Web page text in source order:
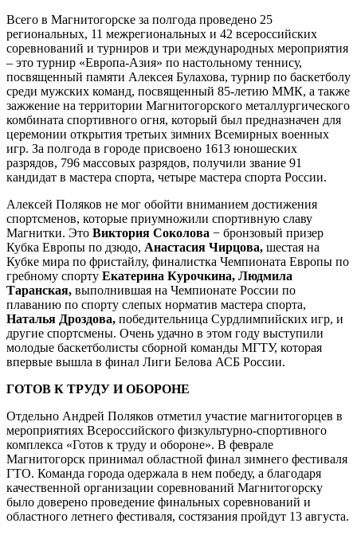
Всего в Магнитогорске за полгода проведено 25
региональных, 11 межрегиональных и 42 всероссийских
соревнований и турниров и три международных мероприятия
– это турнир «Европа-Азия» по настольному теннису,
посвященный памяти Алексея Булахова, турнир по баскетболу
среди мужских команд, посвященный 85-летию ММК, а также
зажжение на территории Магнитогорского металлургического
комбината спортивного огня, который был предназначен для
церемонии открытия третьих зимних Всемирных военных
игр. За полгода в городе присвоено 1613 юношеских
разрядов, 796 массовых разрядов, получили звание 91
кандидат в мастера спорта, четыре мастера спорта России.
Алексей Поляков не мог обойти вниманием достижения
спортсменов, которые приумножили спортивную славу
Магнитки. Это Виктория Соколова − бронзовый призер
Кубка Европы по дзюдо, Анастасия Чирцова, шестая на
Кубке мира по фристайлу, финалистка Чемпионата Европы по
гребному спорту Екатерина Курочкина, Людмила
Таранская, выполнившая на Чемпионате России по
плаванию по спорту слепых норматив мастера спорта,
Наталья Дроздова, победительница Сурдлимпийских игр, и
другие спортсмены. Очень удачно в этом году выступили
молодые баскетболисты сборной команды МГТУ, которая
впервые вышла в финал Лиги Белова АСБ России.
ГОТОВ К ТРУДУ И ОБОРОНЕ
Отдельно Андрей Поляков отметил участие магнитогорцев в
мероприятиях Всероссийского физкультурно-спортивного
комплекса «Готов к труду и обороне». В феврале
Магнитогорск принимал областной финал зимнего фестиваля
ГТО. Команда города одержала в нем победу, а благодаря
качественной организации соревнований Магнитогорску
было доверено проведение финальных соревнований и
областного летнего фестиваля, состязания пройдут 13 августа.